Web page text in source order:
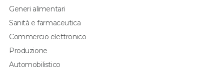
Generi alimentari
Sanità e farmaceutica
Commercio elettronico
Produzione
Automobilistico